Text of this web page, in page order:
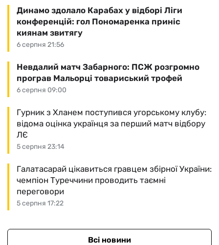
6 серпня 21:56
Динамо здолало Карабах у відборі Ліги
конференцій: гол Пономаренка приніс
киянам звитягу
6 серпня 09:00
Невдалий матч Забарного: ПСЖ розгромно
програв Мальорці товариський трофей
5 серпня 23:14
Гурник з Хланем поступився угорському клубу:
відома оцінка українця за перший матч відбору
ЛЄ
5 серпня 17:22
Галатасарай цікавиться гравцем збірної України:
чемпіон Туреччини проводить таємні
переговори
Всі новини